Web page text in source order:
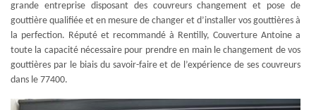
grande entreprise disposant des couvreurs changement et pose de
gouttière qualifiée et en mesure de changer et d’installer vos gouttières à
la perfection. Réputé et recommandé à Rentilly, Couverture Antoine a
toute la capacité nécessaire pour prendre en main le changement de vos
gouttières par le biais du savoir-faire et de l’expérience de ses couvreurs
dans le 77400.